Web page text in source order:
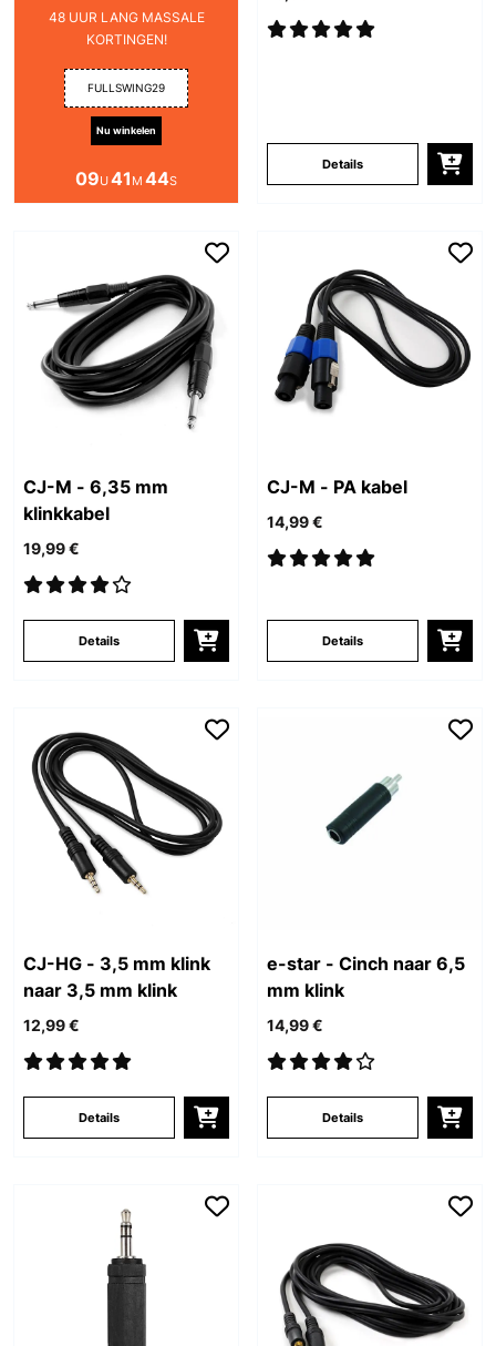
48 UUR LANG MASSALE
KORTINGEN!
FULLSWING29
Nu winkelen
09U41 M 43S
Details
CJ-M - 6,35 mm
klinkkabel
19,99 €
Details
CJ-M - PA kabel
14,99 €
Details
CJ-HG - 3,5 mm klink
naar 3,5 mm klink
12,99 €
Details
e-star - Cinch naar 6,5
mm klink
14,99 €
Details